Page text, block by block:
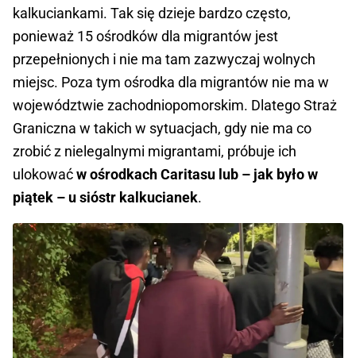
kalkuciankami. Tak się dzieje bardzo często,
ponieważ 15 ośrodków dla migrantów jest
przepełnionych i nie ma tam zazwyczaj wolnych
miejsc. Poza tym ośrodka dla migrantów nie ma w
województwie zachodniopomorskim. Dlatego Straż
Graniczna w takich w sytuacjach, gdy nie ma co
zrobić z nielegalnymi migrantami, próbuje ich
ulokowaćw ośrodkach Caritasu lub – jak było w
piątek – u sióstr kalkucianek.